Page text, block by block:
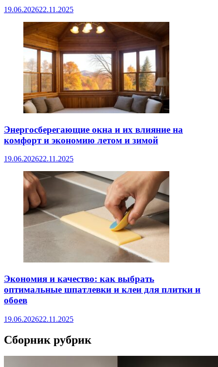
19.06.202622.11.2025
Энергосберегающие окна и их влияние на
комфорт и экономию летом и зимой
19.06.202622.11.2025
Экономия и качество: как выбрать
оптимальные шпатлевки и клеи для плитки и
обоев
19.06.202622.11.2025
Сборник рубрик